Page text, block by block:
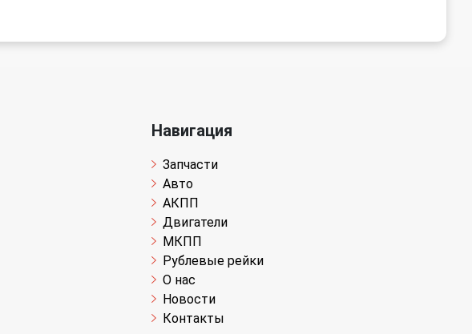
Навигация
Запчасти
Авто
АКПП
Двигатели
МКПП
Рублевые рейки
О нас
Новости
Контакты